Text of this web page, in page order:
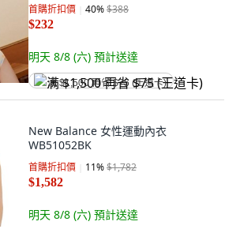
首購折扣價 40%$388
$232
明天 8/8 (六) 預計送達
满 $1,500 再省 $75 (王道卡)
New Balance 女性運動內衣
WB51052BK
首購折扣價 11%$1,782
$1,582
明天 8/8 (六) 預計送達